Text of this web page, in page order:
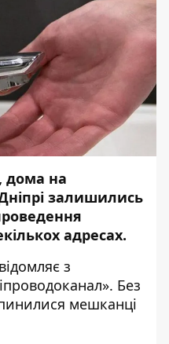
дома на
залишились
адресах.
з
». Без
мешканці